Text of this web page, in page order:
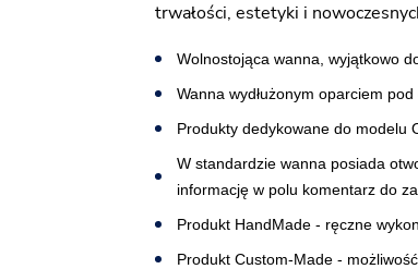
trwałości, estetyki i
Wolnostojąca wanna, wyjątkowo
Wanna wydłużonym oparciem
Produkty dedykowane do modelu
W standardzie wanna posiada
informację w polu komentarz do
Produkt HandMade - ręczne
Produkt Custom-Made -